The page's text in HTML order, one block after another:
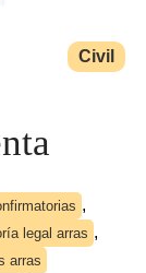
Civil
,
legal arras ,
arras